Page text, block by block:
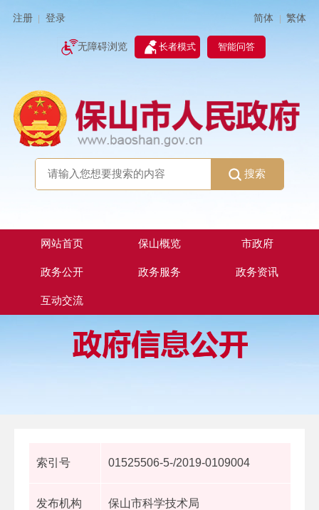
注册 登录 简体 | 繁体
无障碍浏览 长者模式 智能问答
搜索
网站首页 保山概览 市政府
政务公开 政务服务 政务资讯
互动交流
索引号 01525506-5-/2019-0109004
发布机构 保山市科学技术局